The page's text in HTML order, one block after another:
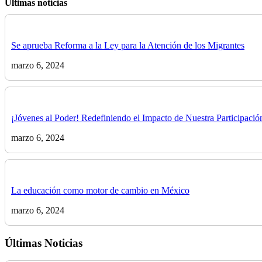
Últimas noticias
Se aprueba Reforma a la Ley para la Atención de los Migrantes
marzo 6, 2024
¡Jóvenes al Poder! Redefiniendo el Impacto de Nuestra
marzo 6, 2024
La educación como motor de cambio en México
marzo 6, 2024
Últimas Noticias